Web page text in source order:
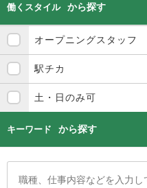
働くスタイル から探す
オープニングスタッフ
駅チカ
土・日のみ可
キーワード から探す